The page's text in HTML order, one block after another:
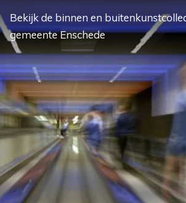
Bekijk de binnen en
gemeente Enschede